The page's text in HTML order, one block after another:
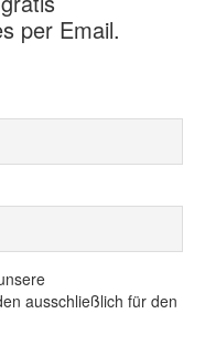
per Email.
ausschließlich für den